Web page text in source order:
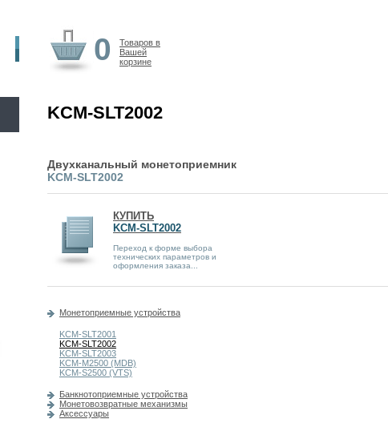
0
Товаров в
Вашей
корзине
KCM-SLT2002
Двухканальный монетоприемник
KCM-SLT2002
КУПИТЬ
KCM-SLT2002
Переход к форме выбора
технических параметров и
оформления заказа...
Монетоприемные устройства
KCM-SLT2001
KCM-SLT2002
KCM-SLT2003
KCM-M2500 (MDB)
KCM-S2500 (VTS)
Банкнотоприемные устройства
Монетовозвратные механизмы
Аксессуары